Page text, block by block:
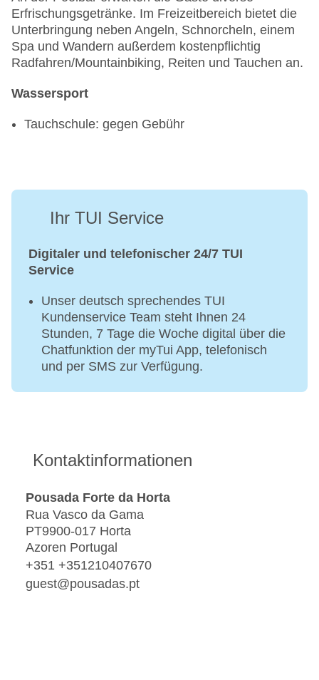
Erfrischungsgetränke. Im Freizeitbereich bietet die
Unterbringung neben Angeln, Schnorcheln, einem
Spa und Wandern außerdem kostenpflichtig
Radfahren/Mountainbiking, Reiten und Tauchen an.
Wassersport
Tauchschule: gegen Gebühr
Ihr TUI Service
Digitaler und telefonischer 24/7 TUI
Service
Unser deutsch sprechendes TUI
Kundenservice Team steht Ihnen 24
Stunden, 7 Tage die Woche digital über die
Chatfunktion der myTui App, telefonisch
und per SMS zur Verfügung.
Kontaktinformationen
Pousada Forte da Horta
Rua Vasco da Gama
PT9900-017 Horta
Azoren Portugal
+351 +351210407670
guest@pousadas.pt